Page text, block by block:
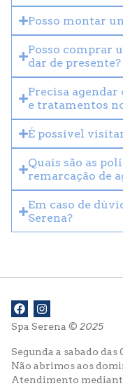
Posso montar
Posso comprar
dar de presente?
Precisa
e tratamentos
É possível
Quais são as
remarcação de
Em caso de
Serena?
Spa Serena © 2025
Segunda a sabado das
Não abrimos aos
Atendimento